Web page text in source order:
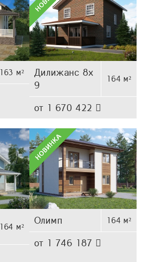
163 м²
Дилижанс 8х
9
164 м²
от 1 670 422
164 м²
Олимп 164 м²
от 1 746 187